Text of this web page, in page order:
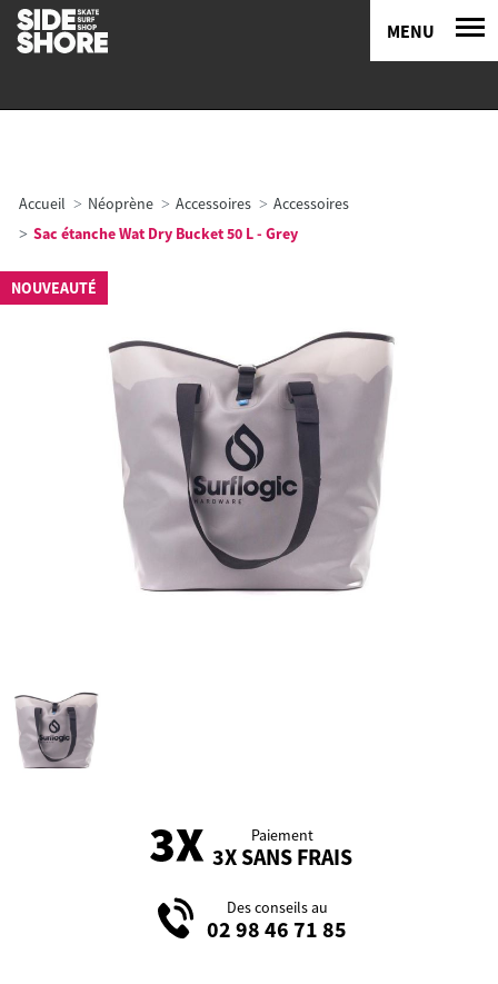
MENU
Accueil Néoprène Accessoires
Accessoires
Sac étanche Wat Dry Bucket 50 L - Grey
NOUVEAUTÉ
Paiement
3X SANS FRAIS
Des conseils au
02 98 46 71 85